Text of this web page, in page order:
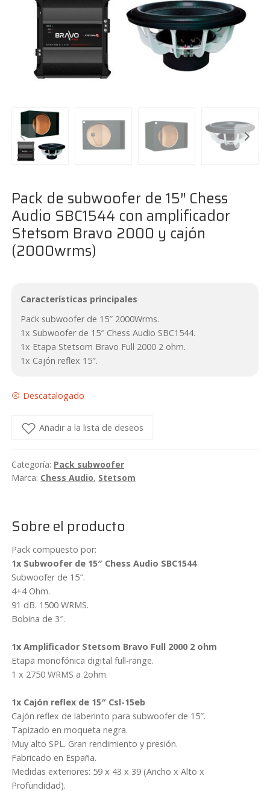
Pack de subwoofer de 15″ Chess
Audio SBC1544 con amplificador
Stetsom Bravo 2000 y cajón
(2000wrms)
Características principales
Pack subwoofer de 15″ 2000Wrms.
1x Subwoofer de 15″ Chess Audio SBC1544.
1x Etapa Stetsom Bravo Full 2000 2 ohm.
1x Cajón reflex 15″.
Descatalogado
Añadir a la lista de deseos
Categoría: Pack subwoofer
Marca: Chess Audio, Stetsom
Sobre el producto
Pack compuesto por:
1x Subwoofer de 15″ Chess Audio SBC1544
Subwoofer de 15″.
4+4 Ohm.
91 dB. 1500 WRMS.
Bobina de 3″.
1x Amplificador Stetsom Bravo Full 2000 2 ohm
Etapa monofónica digital full-range.
1 x 2750 WRMS a 2ohm.
1x Cajón reflex de 15″ Csl-15eb
Cajón reflex de laberinto para subwoofer de 15″.
Tapizado en moqueta negra.
Muy alto SPL. Gran rendimiento y presión.
Fabricado en España.
Medidas exteriores: 59 x 43 x 39 (Ancho x Alto x
Profundidad).